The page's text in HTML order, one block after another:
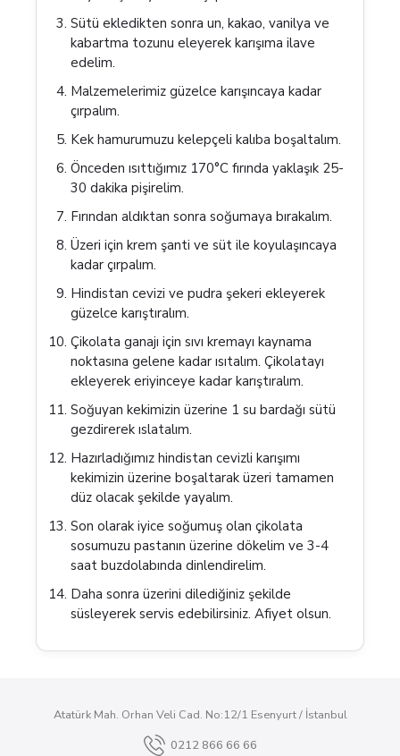
Sütü ekledikten sonra un, kakao, vanilya ve
kabartma tozunu eleyerek karışıma ilave
edelim.
Malzemelerimiz güzelce karışıncaya kadar
çırpalım.
Kek hamurumuzu kelepçeli kalıba boşaltalım.
Önceden ısıttığımız 170°C fırında yaklaşık 25-
30 dakika pişirelim.
Fırından aldıktan sonra soğumaya bırakalım.
Üzeri için krem şanti ve süt ile koyulaşıncaya
kadar çırpalım.
Hindistan cevizi ve pudra şekeri ekleyerek
güzelce karıştıralım.
Çikolata ganajı için sıvı kremayı kaynama
noktasına gelene kadar ısıtalım. Çikolatayı
ekleyerek eriyinceye kadar karıştıralım.
Soğuyan kekimizin üzerine 1 su bardağı sütü
gezdirerek ıslatalım.
Hazırladığımız hindistan cevizli karışımı
kekimizin üzerine boşaltarak üzeri tamamen
düz olacak şekilde yayalım.
Son olarak iyice soğumuş olan çikolata
sosumuzu pastanın üzerine dökelim ve 3-4
saat buzdolabında dinlendirelim.
Daha sonra üzerini dilediğiniz şekilde
süsleyerek servis edebilirsiniz. Afiyet olsun.
Atatürk Mah. Orhan Veli Cad. No:12/1 Esenyurt / İstanbul
0212 866 66 66